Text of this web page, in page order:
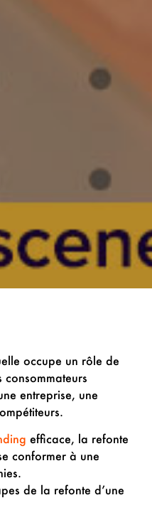
occupe un rôle de
entreprise, une
efficace, la refonte
conformer à une
de la refonte d’une